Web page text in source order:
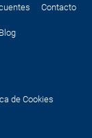
Contacto
Blog
de Cookies